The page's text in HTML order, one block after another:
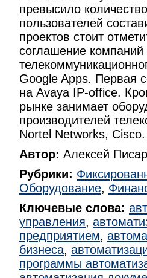
превысило
пользователей
проектов стоит
соглашение компаний
Google Apps. Первая
на Avaya IP-оffice.
рынке занимает
производителей
Nortel Networks, Cisco.
Автор: Алексей
Рубрики:
Оборудование,
Ключевые слова:
управления,
предприятием,
бизнеса,
программы